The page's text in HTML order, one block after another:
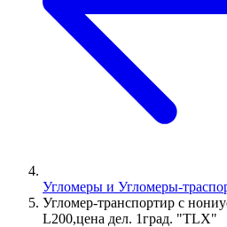
Угломеры и Угломеры-
Угломер-транспортир с
L200,цена дел. 1град. "TLX"